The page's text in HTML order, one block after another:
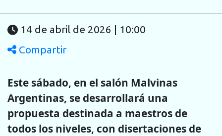
14 de abril de 2026 | 10:00
Compartir
Este sábado, en el salón Malvinas
Argentinas, se desarrollará una
propuesta destinada a maestros de
todos los niveles, con disertaciones de